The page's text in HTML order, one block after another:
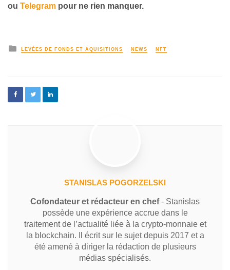
ou Telegram pour ne rien manquer.
LEVÉES DE FONDS ET AQUISITIONS NEWS NFT
STANISLAS POGORZELSKI
Cofondateur et rédacteur en chef- Stanislas
possède une expérience accrue dans le
traitement de l’actualité liée à la crypto-monnaie et
la blockchain. Il écrit sur le sujet depuis 2017 et a
été amené à diriger la rédaction de plusieurs
médias spécialisés.